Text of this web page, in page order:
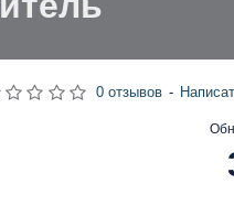
0 отзывов -